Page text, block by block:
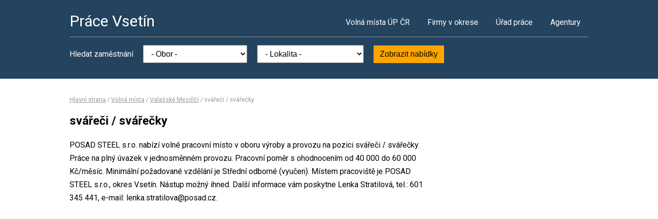
Práce Vsetín Volná místa ÚP ČR Firmy v okrese Úřad práce Agentury
Hledat zaměstnání Zobrazit nabídky
Hlavní strana / Volná místa / Valašské Meziříčí / svářeči / svářečky
svářeči / svářečky
POSAD STEEL s.r.o. nabízí volné pracovní místo v oboru výroby a provozu na pozici svářeči / svářečky.
Práce na plný úvazek v jednosměnném provozu. Pracovní poměr s ohodnocením od 40 000 do 60 000
Kč/měsíc. Minimální požadované vzdělání je Střední odborné (vyučen). Místem pracoviště je POSAD
STEEL s.r.o., okres Vsetín. Nástup možný ihned. Další informace vám poskytne Lenka Stratilová, tel.: 601
345 441, e-mail: lenka.stratilova@posad.cz.